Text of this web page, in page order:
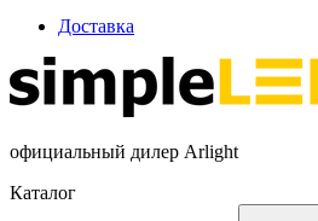
Доставка
официальный дилер Arlight
Каталог